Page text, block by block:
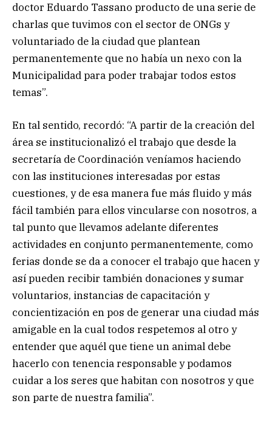
doctor Eduardo Tassano producto de una serie de
charlas que tuvimos con el sector de ONGs y
voluntariado de la ciudad que plantean
permanentemente que no había un nexo con la
Municipalidad para poder trabajar todos estos
temas”.
En tal sentido, recordó: “A partir de la creación del
área se institucionalizó el trabajo que desde la
secretaría de Coordinación veníamos haciendo
con las instituciones interesadas por estas
cuestiones, y de esa manera fue más fluido y más
fácil también para ellos vincularse con nosotros, a
tal punto que llevamos adelante diferentes
actividades en conjunto permanentemente, como
ferias donde se da a conocer el trabajo que hacen y
así pueden recibir también donaciones y sumar
voluntarios, instancias de capacitación y
concientización en pos de generar una ciudad más
amigable en la cual todos respetemos al otro y
entender que aquél que tiene un animal debe
hacerlo con tenencia responsable y podamos
cuidar a los seres que habitan con nosotros y que
son parte de nuestra familia”.